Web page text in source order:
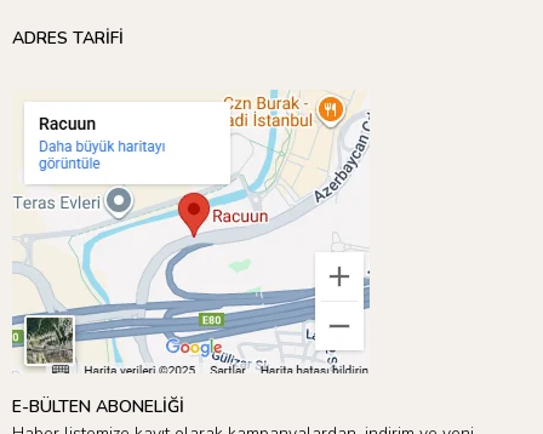
ADRES TARİFİ
E-BÜLTEN ABONELİĞİ